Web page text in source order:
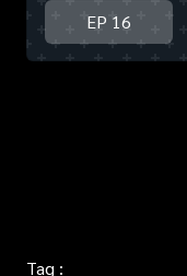
EP 16
Tag :